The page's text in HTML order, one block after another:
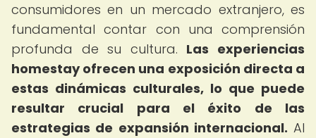
consumidores en un mercado extranjero, es
fundamental contar con una comprensión
profunda de su cultura. Las experiencias
homestay ofrecen una exposición directa a
estas dinámicas culturales, lo que puede
resultar crucial para el éxito de las
estrategias de expansión internacional. Al